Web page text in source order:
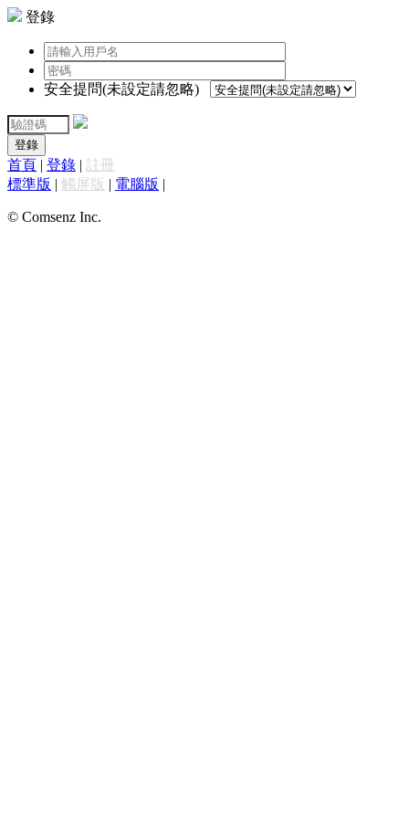
登錄
安全提問(未設定請忽略)
登錄
首頁 | 登錄 | 註冊
標準版 | 觸屏版 | 電腦版 |
© Comsenz Inc.